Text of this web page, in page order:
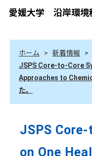
愛媛大学 沿岸環境
ホーム > 新着情報 >
JSPS Core-to-Core
Approaches to
た。
JSPS
on One